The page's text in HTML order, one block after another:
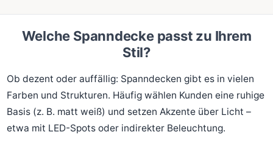
Welche Spanndecke passt zu Ihrem
Stil?
Ob dezent oder auffällig: Spanndecken gibt es in vielen
Farben und Strukturen. Häufig wählen Kunden eine ruhige
Basis (z. B. matt weiß) und setzen Akzente über Licht –
etwa mit LED-Spots oder indirekter Beleuchtung.